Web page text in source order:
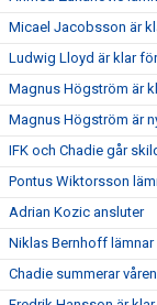
Micael Jacobsson är
Ludwig Lloyd är klar
Magnus Högström är
Magnus Högström är
IFK och Chadie går
Pontus Wiktorsson
Adrian Kozic ansluter
Niklas Bernhoff lämnar
Chadie summerar våren